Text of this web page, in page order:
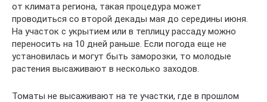
от климата региона, такая процедура может
проводиться со второй декады мая до середины июня.
На участок с укрытием или в теплицу рассаду можно
переносить на 10 дней раньше. Если погода еще не
установилась и могут быть заморозки, то молодые
растения высаживают в несколько заходов.
Томаты не высаживают на те участки, где в прошлом